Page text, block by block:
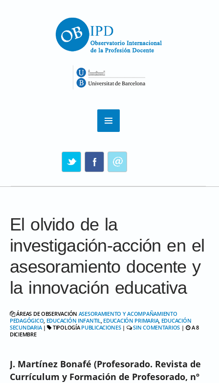
El olvido de la
investigación-acción en el
asesoramiento docente y
la innovación educativa
ÁREAS DE OBSERVACIÓN ASESORAMIENTO Y ACOMPAÑAMIENTO
PEDAGÓGICO, EDUCACIÓN INFANTIL, EDUCACIÓN PRIMARIA, EDUCACIÓN
SECUNDARIA| TIPOLOGÍAPUBLICACIONES| SIN COMENTARIOS |
A 8
DICIEMBRE
J. Martínez Bonafé (Profesorado. Revista de
Currículum y Formación de Profesorado, nº